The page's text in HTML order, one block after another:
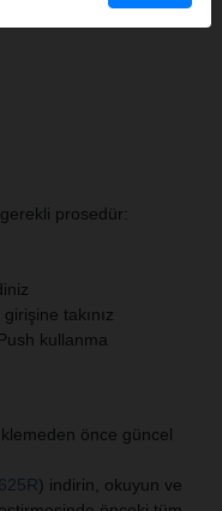
prosedür:
takınız
kullanma
önce güncel
) indirin, okuyun ve